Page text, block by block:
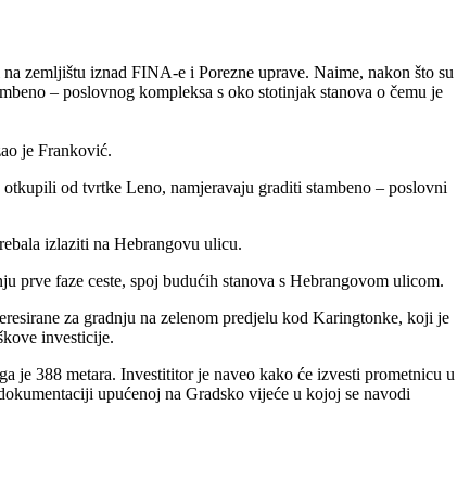
zemljištu iznad FINA-e i Porezne uprave. Naime, nakon što su
– poslovnog kompleksa s oko stotinjak stanova o čemu je
je Franković.
od tvrtke Leno, namjeravaju graditi stambeno – poslovni
izlaziti na Hebrangovu ulicu.
prve faze ceste, spoj budućih stanova s Hebrangovom ulicom.
za gradnju na zelenom predjelu kod Karingtonke, koji je
investicije.
je 388 metara. Investititor je naveo kako će izvesti prometnicu u
upućenoj na Gradsko vijeće u kojoj se navodi